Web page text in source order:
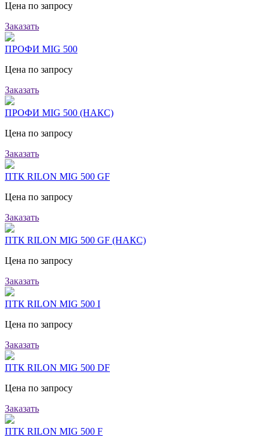
Цена по запросу
Заказать
ПРОФИ MIG 500
Цена по запросу
Заказать
ПРОФИ MIG 500 (НАКС)
Цена по запросу
Заказать
ПТК RILON MIG 500 GF
Цена по запросу
Заказать
ПТК RILON MIG 500 GF (НАКС)
Цена по запросу
Заказать
ПТК RILON MIG 500 I
Цена по запросу
Заказать
ПТК RILON MIG 500 DF
Цена по запросу
Заказать
ПТК RILON MIG 500 F